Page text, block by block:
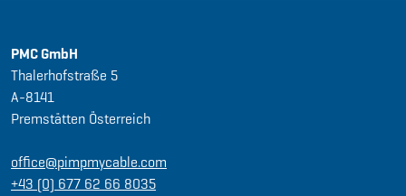
PMC GmbH
Thalerhofstraße 5
A-8141
Premstätten Österreich
office@pimpmycable.com
+43 (0) 677 62 66 8035